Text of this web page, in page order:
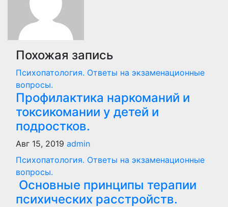
Похожая запись
Психопатология. Ответы на экзаменационные
вопросы.
Профилактика наркоманий и
токсикомании у детей и
подростков.
Авг 15, 2019 admin
Психопатология. Ответы на экзаменационные
вопросы.
Основные принципы терапии
психических расстройств.